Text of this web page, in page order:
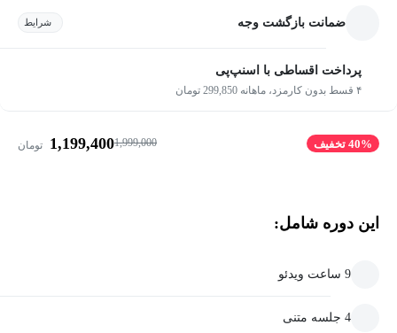
ضمانت بازگشت وجه شرایط
پرداخت اقساطی با اسنپ‌پی
۴ قسط بدون کارمزد، ماهانه 299,850 تومان
40% تخفیف 1,999,000
1,199,400 تومان
این دوره شامل:
9 ساعت ویدئو
4 جلسه متنی